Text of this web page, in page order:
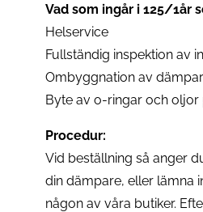
Vad som ingår i 125/1år
Helservice
Fullständig inspektion av
Ombyggnation av
Byte av o-ringar och oljor
Procedur:
Vid beställning så anger
din dämpare, eller lämna
någon av våra butiker.